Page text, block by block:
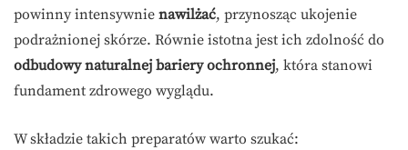
powinny intensywnie nawilżać, przynosząc ukojenie
podrażnionej skórze. Równie istotna jest ich zdolność do
odbudowy naturalnej bariery ochronnej, która stanowi
fundament zdrowego wyglądu.
W składzie takich preparatów warto szukać: